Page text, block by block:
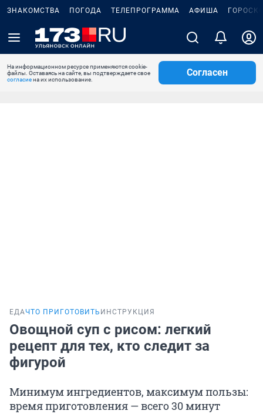
ЗНАКОМСТВА ПОГОДА ТЕЛЕПРОГРАММА АФИША
На информационном ресурсе применяются cookie-
файлы. Оставаясь на сайте, вы подтверждаете свое
согласиена их использование.
Согласен
ЕДАЧТО ПРИГОТОВИТЬ ИНСТРУКЦИЯ
Овощной суп с рисом: легкий
рецепт для тех, кто следит за
фигурой
Минимум ингредиентов, максимум пользы:
время приготовления — всего 30 минут